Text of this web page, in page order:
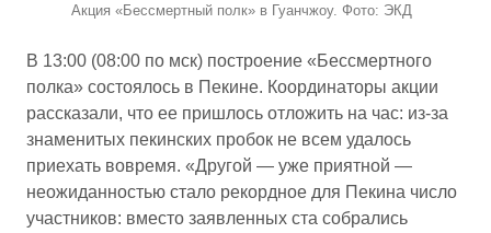
Акция «Бессмертный полк» в Гуанчжоу. Фото: ЭКД
В 13:00 (08:00 по мск) построение «Бессмертного
полка» состоялось в Пекине. Координаторы акции
рассказали, что ее пришлось отложить на час: из-за
знаменитых пекинских пробок не всем удалось
приехать вовремя. «Другой — уже приятной —
неожиданностью стало рекордное для Пекина число
участников: вместо заявленных ста собрались